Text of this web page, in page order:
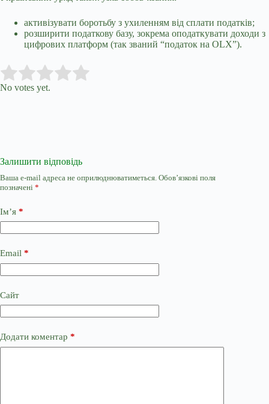
активізувати боротьбу з ухиленням від сплати податків;
розширити податкову базу, зокрема оподаткувати доходи з
цифрових платформ (так званий “податок на OLX”).
Rate this item:
No votes yet.
Залишити відповідь
Ваша e-mail адреса не оприлюднюватиметься. Обов’язкові поля
позначені *
Ім’я *
Email *
Сайт
Додати коментар *